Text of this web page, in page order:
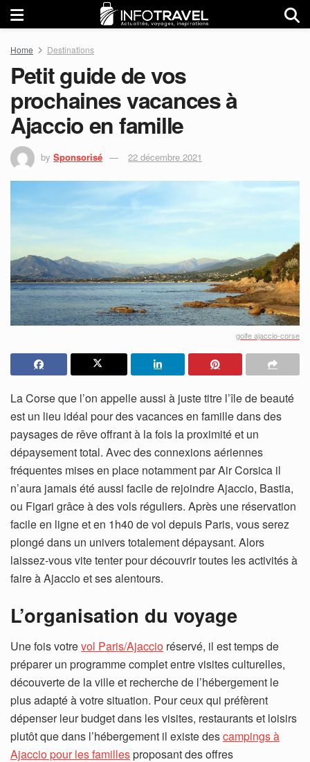
Home Destinations
Petit guide de vos
prochaines vacances à
Ajaccio en famille
by Sponsorisé 22 décembre 2021
golfe ajaccio-corse
La Corse que l’on appelle aussi à juste titre l’île de beauté
est un lieu idéal pour des vacances en famille dans des
paysages de rêve offrant à la fois la proximité et un
dépaysement total. Avec des connexions aériennes
fréquentes mises en place notamment par Air Corsica il
n’aura jamais été aussi facile de rejoindre Ajaccio, Bastia,
ou Figari grâce à des vols réguliers. Après une réservation
facile en ligne et en 1h40 de vol depuis Paris, vous serez
plongé dans un univers totalement dépaysant. Alors
laissez-vous vite tenter pour découvrir toutes les activités à
faire à Ajaccio et ses alentours.
L’organisation du voyage
Une fois votrevol Paris/Ajaccio réservé, il est temps de
préparer un programme complet entre visites culturelles,
découverte de la ville et recherche de l’hébergement le
plus adapté à votre situation. Pour ceux qui préfèrent
dépenser leur budget dans les visites, restaurants et loisirs
plutôt que dans l’hébergement il existe descampings à
Ajaccio pour les famillesproposant des offres